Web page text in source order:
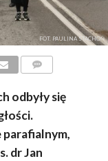
FOT. PAULINA STACHOŃ
odbyły się
parafialnym,
dr Jan